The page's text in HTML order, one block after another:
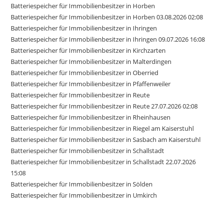
Batteriespeicher für Immobilienbesitzer in Horben
Batteriespeicher für Immobilienbesitzer in Horben 03.08.2026 02:08
Batteriespeicher für Immobilienbesitzer in Ihringen
Batteriespeicher für Immobilienbesitzer in Ihringen 09.07.2026 16:08
Batteriespeicher für Immobilienbesitzer in Kirchzarten
Batteriespeicher für Immobilienbesitzer in Malterdingen
Batteriespeicher für Immobilienbesitzer in Oberried
Batteriespeicher für Immobilienbesitzer in Pfaffenweiler
Batteriespeicher für Immobilienbesitzer in Reute
Batteriespeicher für Immobilienbesitzer in Reute 27.07.2026 02:08
Batteriespeicher für Immobilienbesitzer in Rheinhausen
Batteriespeicher für Immobilienbesitzer in Riegel am Kaiserstuhl
Batteriespeicher für Immobilienbesitzer in Sasbach am Kaiserstuhl
Batteriespeicher für Immobilienbesitzer in Schallstadt
Batteriespeicher für Immobilienbesitzer in Schallstadt 22.07.2026
15:08
Batteriespeicher für Immobilienbesitzer in Sölden
Batteriespeicher für Immobilienbesitzer in Umkirch